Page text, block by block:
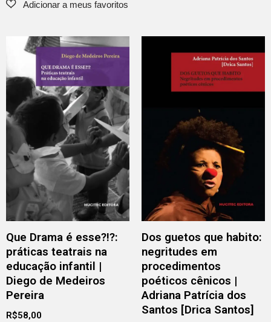
Que Drama é esse?!?:
práticas teatrais na
educação infantil |
Diego de Medeiros
Pereira
R$58,00
Dos guetos que habito:
negritudes em
procedimentos
poéticos cênicos |
Adriana Patrícia dos
Santos [Drica Santos]